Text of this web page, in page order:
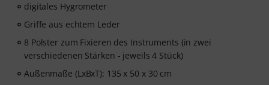
digitales Hygrometer
Griffe aus echtem Leder
8 Polster zum Fixieren des Instruments (in zwei
verschiedenen Stärken - jeweils 4 Stück)
Außenmaße (LxBxT): 135 x 50 x 30 cm